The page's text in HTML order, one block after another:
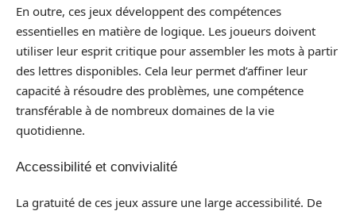
En outre, ces jeux développent des compétences
essentielles en matière de logique. Les joueurs doivent
utiliser leur esprit critique pour assembler les mots à partir
des lettres disponibles. Cela leur permet d’affiner leur
capacité à résoudre des problèmes, une compétence
transférable à de nombreux domaines de la vie
quotidienne.
Accessibilité et convivialité
La gratuité de ces jeux assure une large accessibilité. De